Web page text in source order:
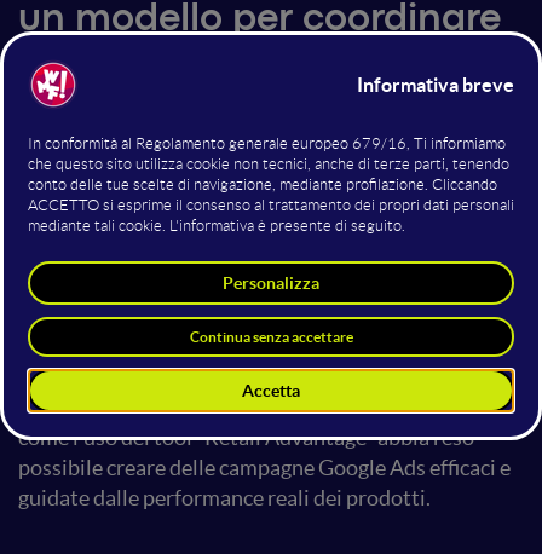
un modello per coordinare
team, strategie e prodotti
in un ecosistema digitale
complesso
In un ecosistema digitale complesso, la performance
nasce dal coordinamento e dal controllo. Verrà
presentato un modello operativo che, tramite un
documento condiviso di “Sales & Content Strategy” e
alla co-gestione del budget, ha permesso a Team di
Agenzie Digital differenti e al Team dell’azienda
cliente di lavorare in maniera sinergica al fine di
raggiungere gli obiettivi comuni. Inoltre, si analizzerà
come l’uso del tool “Retail Advantage” abbia reso
possibile creare delle campagne Google Ads efficaci e
guidate dalle performance reali dei prodotti.